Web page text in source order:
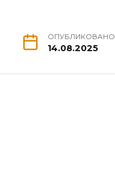
ОПУБЛИКОВАНО
14.08.2025